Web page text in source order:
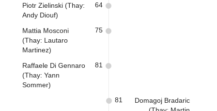
Piotr Zielinski (Thay:
Andy Diouf)
64
Mattia Mosconi
(Thay: Lautaro
Martinez)
75
Raffaele Di Gennaro
(Thay: Yann
Sommer)
81
Domagoj Bradaric
81